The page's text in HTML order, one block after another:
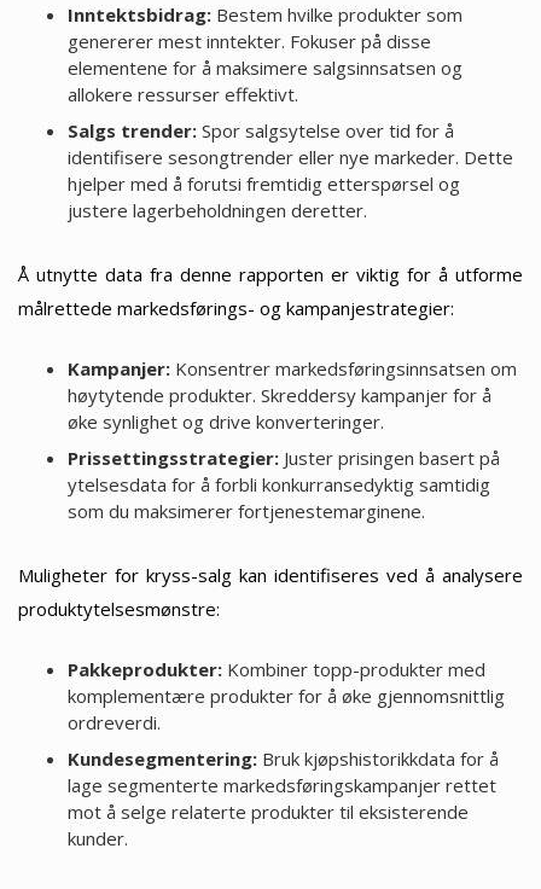
Inntektsbidrag:Bestem hvilke produkter som
genererer mest inntekter. Fokuser på disse
elementene for å maksimere salgsinnsatsen og
allokere ressurser effektivt.
Salgs trender:Spor salgsytelse over tid for å
identifisere sesongtrender eller nye markeder. Dette
hjelper med å forutsi fremtidig etterspørsel og
justere lagerbeholdningen deretter.
Å utnytte data fra denne rapporten er viktig for å utforme
målrettede markedsførings- og kampanjestrategier:
Kampanjer:Konsentrer markedsføringsinnsatsen om
høytytende produkter. Skreddersy kampanjer for å
øke synlighet og drive konverteringer.
Prissettingsstrategier:Juster prisingen basert på
ytelsesdata for å forbli konkurransedyktig samtidig
som du maksimerer fortjenestemarginene.
Muligheter for kryss-salg kan identifiseres ved å analysere
produktytelsesmønstre:
Pakkeprodukter:Kombiner topp-produkter med
komplementære produkter for å øke gjennomsnittlig
ordreverdi.
Kundesegmentering:Bruk kjøpshistorikkdata for å
lage segmenterte markedsføringskampanjer rettet
mot å selge relaterte produkter til eksisterende
kunder.